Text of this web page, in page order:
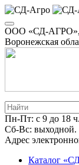
ООО «СД-АГРО»,
Воронежская
Пн-Пт: с 9 до 18 ч.
Сб-Вс: выходной.
8-800-100-34-01